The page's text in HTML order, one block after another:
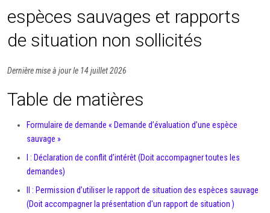
espèces sauvages et rapports
de situation non sollicités
Dernière mise à jour le 14 juillet 2026
Table de matières
Formulaire de demande « Demande d’évaluation d’une espèce
sauvage »
I : Déclaration de conflit d’intérêt (Doit accompagner toutes les
demandes)
II : Permission d’utiliser le rapport de situation des espèces sauvage
(Doit accompagner la présentation d'un rapport de situation )